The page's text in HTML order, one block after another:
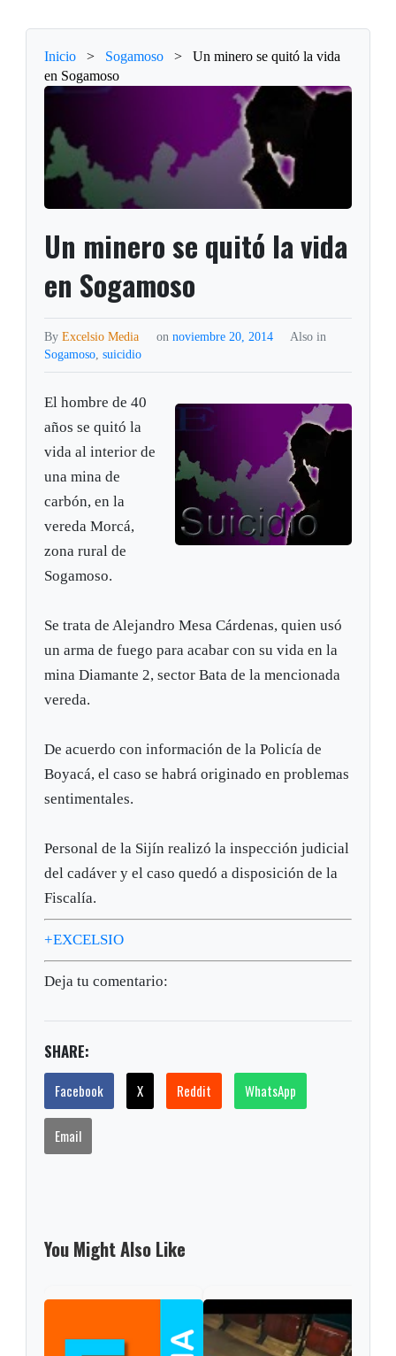
Inicio > Sogamoso >
Un minero se quitó la vida
en Sogamoso
Un minero se quitó la vida
en Sogamoso
ByExcelsio Media on noviembre 20, 2014
Also in
Sogamoso,suicidio
El hombre de 40
años se quitó la
vida al interior de
una mina de
carbón, en la
vereda Morcá,
zona rural de
Sogamoso.
Se trata de Alejandro Mesa Cárdenas, quien usó
un arma de fuego para acabar con su vida en la
mina Diamante 2, sector Bata de la mencionada
vereda.
De acuerdo con información de la Policía de
Boyacá, el caso se habrá originado en problemas
sentimentales.
Personal de la Sijín realizó la inspección judicial
del cadáver y el caso quedó a disposición de la
Fiscalía.
+EXCELSIO
Deja tu comentario:
SHARE:
Facebook X Reddit WhatsApp
Email
You Might Also Like